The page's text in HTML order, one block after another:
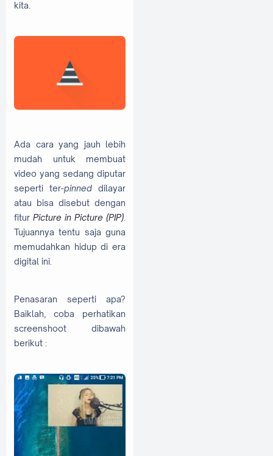
kita.
Ada cara yang jauh lebih
mudah untuk membuat
video yang sedang diputar
seperti ter-pinned dilayar
atau bisa disebut dengan
fitur Picture in Picture (PIP)
Tujuannya tentu saja guna
memudahkan hidup di era
digital ini.
Penasaran seperti apa?
Baiklah, coba perhatikan
screenshoot dibawah
berikut :